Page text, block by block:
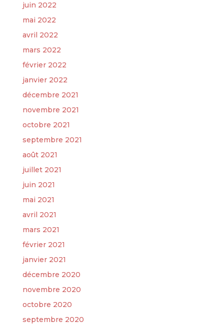
juin 2022
mai 2022
avril 2022
mars 2022
février 2022
janvier 2022
décembre 2021
novembre 2021
octobre 2021
septembre 2021
août 2021
juillet 2021
juin 2021
mai 2021
avril 2021
mars 2021
février 2021
janvier 2021
décembre 2020
novembre 2020
octobre 2020
septembre 2020